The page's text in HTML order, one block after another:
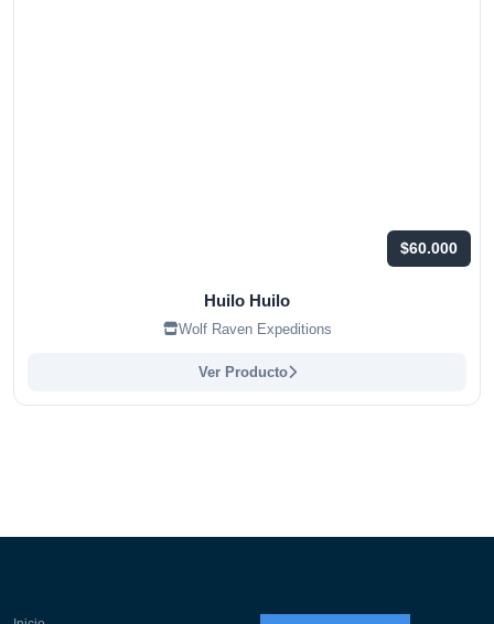
$60.000
Huilo Huilo
Wolf Raven Expeditions
Ver Producto